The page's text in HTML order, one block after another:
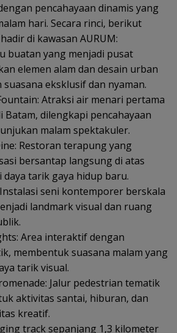
pencahayaan dinamis yang
hari. Secara rinci, berikut
di kawasan AURUM:
buatan yang menjadi pusat
elemen alam dan desain urban
eksklusif dan nyaman.
Atraksi air menari pertama
Batam, dilengkapi pencahayaan
malam spektakuler.
Restoran terapung yang
bersantap langsung di atas
daya tarik gaya hidup baru.
seni kontemporer berskala
landmark visual dan ruang
Area interaktif dengan
membentuk suasana malam yang
tarik visual.
Jalur pedestrian tematik
aktivitas santai, hiburan, dan
kreatif.
track sepanjang 1,3 kilometer